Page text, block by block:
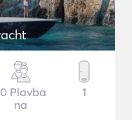
yacht
Plavba
na
1